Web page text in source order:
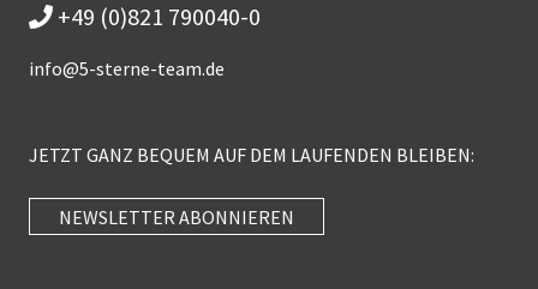
+49 (0)821 790040-0
info@5-sterne-team.de
JETZT GANZ BEQUEM AUF DEM LAUFENDEN BLEIBEN:
NEWSLETTER ABONNIEREN